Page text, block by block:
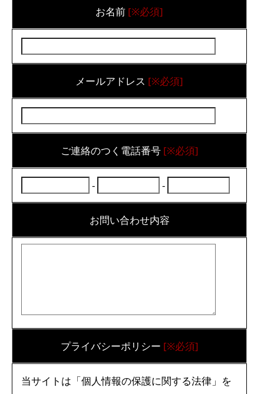
お名前 [※必須]
メールアドレス [※必須]
ご連絡のつく電話番号 [※必須]
- -
お問い合わせ内容
プライバシーポリシー [※必須]
当サイトは「個人情報の保護に関する法律」を